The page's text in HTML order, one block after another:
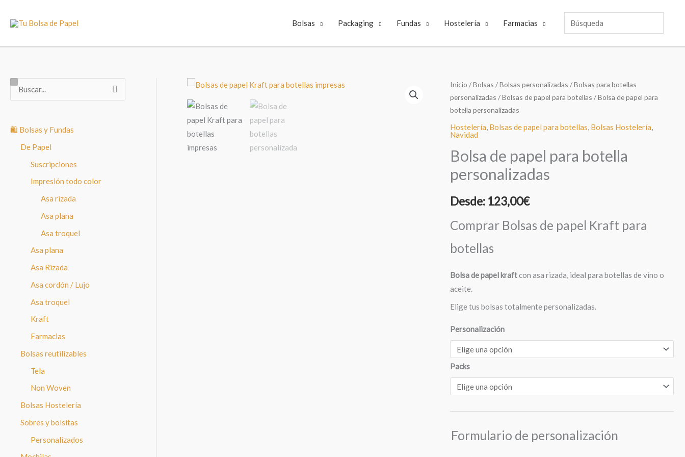
Bolsas Packaging Fundas Hostelería Farmacias
B
u
c
🛍️ Bolsas y Fundas
De Papel
Suscripciones
Impresión todo color
Asa rizada
Asa plana
Asa troquel
Asa plana
Asa Rizada
Asa cordón / Lujo
Asa troquel
Kraft
Farmacias
Bolsas reutilizables
Tela
Non Woven
Bolsas Hostelería
Sobres y bolsitas
Personalizados
Inicio /Bolsas /Bolsas personalizadas /Bolsas para botellas
personalizadas /Bolsas de papel para botellas / Bolsa de papel para
botella personalizadas
Hostelería, Bolsas de papel para botellas, Bolsas Hostelería,
Navidad
Bolsa de papel para botella
personalizadas
Desde: 123,00€
Comprar Bolsas de papel Kraft para
botellas
Bolsa de papel kraftcon asa rizada, ideal para botellas de vino o
aceite.
Elige tus bolsas totalmente personalizadas.
Personalización
Packs
Formulario de personalización